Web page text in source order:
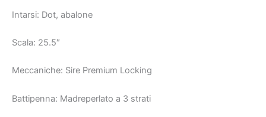
Intarsi: Dot, abalone
Scala: 25.5″
Meccaniche: Sire Premium Locking
Battipenna: Madreperlato a 3 strati